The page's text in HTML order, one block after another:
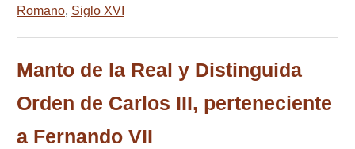
Romano, Siglo XVI
Manto de la Real y Distinguida
Orden de Carlos III, perteneciente
a Fernando VII